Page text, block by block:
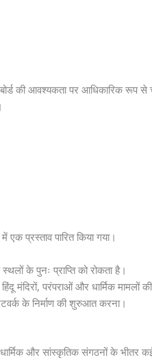
की आवश्यकता पर आधिकारिक रूप से
प्रस्ताव पारित किया गया।
के पुनः प्राप्ति को रोकता है।
मंदिरों, परंपराओं और धार्मिक मामलों
के निर्माण की शुरुआत करना।
और सांस्कृतिक संगठनों के भीतर कई